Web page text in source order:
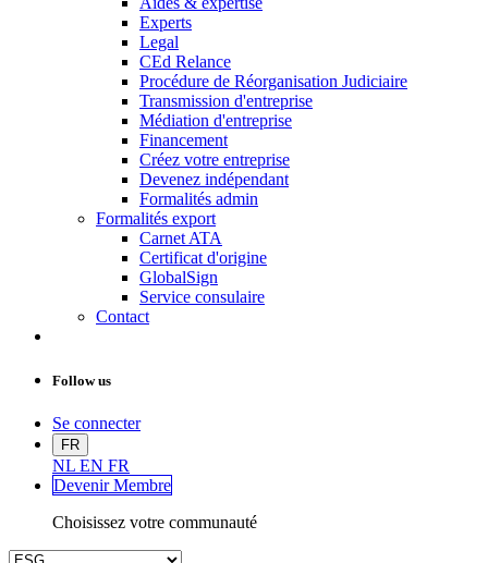
Experts
Legal
CEd Relance
Procédure de Réorganisation Judiciaire
Transmission d'entreprise
Médiation d'entreprise
Financement
Créez votre entreprise
Devenez indépendant
Formalités admin
Formalités export
Carnet ATA
Certificat d'origine
GlobalSign
Service consulaire
Contact
Follow us
Se connecter
FR
NL EN FR
Devenir Membre
Choisissez votre communauté